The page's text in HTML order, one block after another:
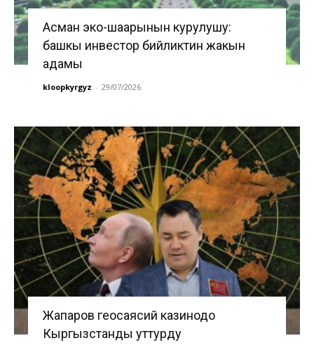
Асман эко-шаарынын курулушу:
башкы инвестор бийликтин жакын
адамы
kloopkyrgyz - 29/07/2026
Жапаров геосаясий казинодо
Кыргызстанды уттурду